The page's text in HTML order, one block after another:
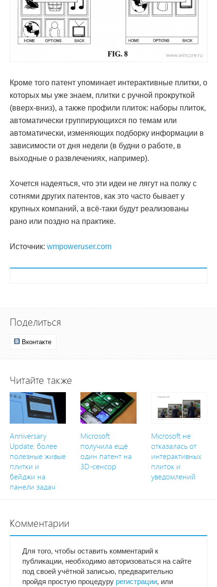
Кроме того патент упоминает интерактивные плитки, о
которых мы уже знаем, плитки с ручной прокруткой
(вверх-вниз), а также профили плиток: наборы плиток,
автоматически группирующихся по темам или
автоматически, изменяющих подборку информации в
зависимости от дня недели (в будни о работе, в
выходные о развлечениях, например).
Хочется надеяться, что эти идеи не лягут на полку с
сотнями других патентов, как это часто бывает у
крупных компаний, а всё-таки будут реализованы
рано или поздно на практике.
Источник: wmpoweruser.com
Поделиться
Вконтакте
Читайте также
Anniversary
Update: более
полезные живые
плитки и
бейджи на
панели задач
Microsoft
получила ещё
один патент на
3D-сенсор
Microsoft не
отказалась от
интерактивных
плиток и
уведомлений
Комментарии
Для того, чтобы оставить комментарий к
публикации, необходимо авторизоваться на сайте
под своей учётной записью, предварительно
пройдя простую процедуру регистрации, или